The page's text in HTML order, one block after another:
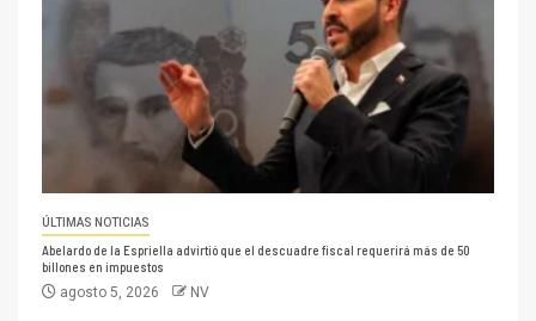
ÚLTIMAS NOTICIAS
Abelardo de la Espriella advirtió que el descuadre fiscal requerirá más de 50
billones en impuestos
agosto 5, 2026 NV